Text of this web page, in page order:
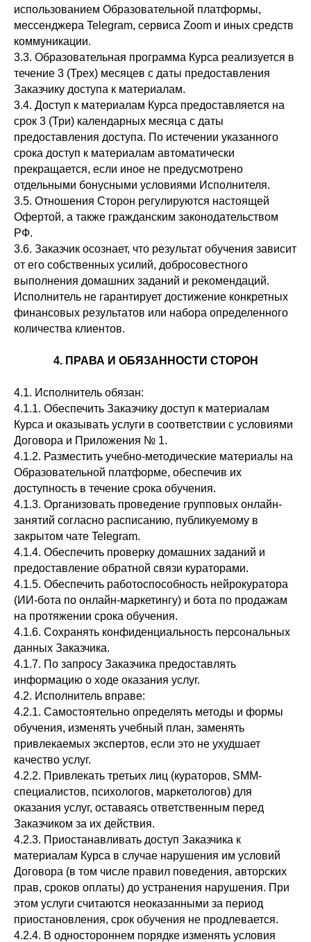
использованием Образовательной платформы,
мессенджера Telegram, сервиса Zoom и иных средств
коммуникации.
3.3. Образовательная программа Курса реализуется в
течение 3 (Трех) месяцев с даты предоставления
Заказчику доступа к материалам.
3.4. Доступ к материалам Курса предоставляется на
срок 3 (Три) календарных месяца с даты
предоставления доступа. По истечении указанного
срока доступ к материалам автоматически
прекращается, если иное не предусмотрено
отдельными бонусными условиями Исполнителя.
3.5. Отношения Сторон регулируются настоящей
Офертой, а также гражданским законодательством
РФ.
3.6. Заказчик осознает, что результат обучения зависит
от его собственных усилий, добросовестного
выполнения домашних заданий и рекомендаций.
Исполнитель не гарантирует достижение конкретных
финансовых результатов или набора определенного
количества клиентов.
4. ПРАВА И ОБЯЗАННОСТИ СТОРОН
4.1. Исполнитель обязан:
4.1.1. Обеспечить Заказчику доступ к материалам
Курса и оказывать услуги в соответствии с условиями
Договора и Приложения № 1.
4.1.2. Разместить учебно-методические материалы на
Образовательной платформе, обеспечив их
доступность в течение срока обучения.
4.1.3. Организовать проведение групповых онлайн-
занятий согласно расписанию, публикуемому в
закрытом чате Telegram.
4.1.4. Обеспечить проверку домашних заданий и
предоставление обратной связи кураторами.
4.1.5. Обеспечить работоспособность нейрокуратора
(ИИ-бота по онлайн-маркетингу) и бота по продажам
на протяжении срока обучения.
4.1.6. Сохранять конфиденциальность персональных
данных Заказчика.
4.1.7. По запросу Заказчика предоставлять
информацию о ходе оказания услуг.
4.2. Исполнитель вправе:
4.2.1. Самостоятельно определять методы и формы
обучения, изменять учебный план, заменять
привлекаемых экспертов, если это не ухудшает
качество услуг.
4.2.2. Привлекать третьих лиц (кураторов, SMM-
специалистов, психологов, маркетологов) для
оказания услуг, оставаясь ответственным перед
Заказчиком за их действия.
4.2.3. Приостанавливать доступ Заказчика к
материалам Курса в случае нарушения им условий
Договора (в том числе правил поведения, авторских
прав, сроков оплаты) до устранения нарушения. При
этом услуги считаются неоказанными за период
приостановления, срок обучения не продлевается.
4.2.4. В одностороннем порядке изменять условия